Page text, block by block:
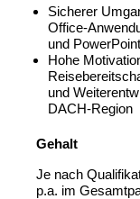
Sicherer
Office-
und
Hohe
und
DACH-Region
Gehalt
Je nach
p.a. im